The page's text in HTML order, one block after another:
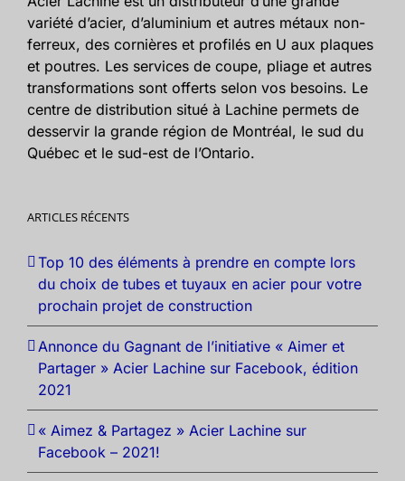
variété d’acier, d’aluminium et autres métaux non-
ferreux, des cornières et profilés en U aux plaques
et poutres. Les services de coupe, pliage et autres
transformations sont offerts selon vos besoins. Le
centre de distribution situé à Lachine permets de
desservir la grande région de Montréal, le sud du
Québec et le sud-est de l’Ontario.
ARTICLES RÉCENTS
Top 10 des éléments à prendre en compte lors
du choix de tubes et tuyaux en acier pour votre
prochain projet de construction
Annonce du Gagnant de l’initiative « Aimer et
Partager » Acier Lachine sur Facebook, édition
2021
« Aimez & Partagez » Acier Lachine sur
Facebook – 2021!